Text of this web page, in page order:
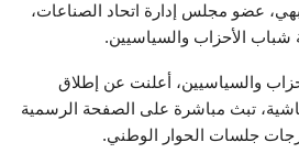
عضو مجلس إدارة اتحاد الصناعات،
الأحزاب والسياسيين.
والسياسيين، أعلنت عن إطلاق
تبث مباشرة على الصفحة الرسمية
جلسات الحوار الوطني.